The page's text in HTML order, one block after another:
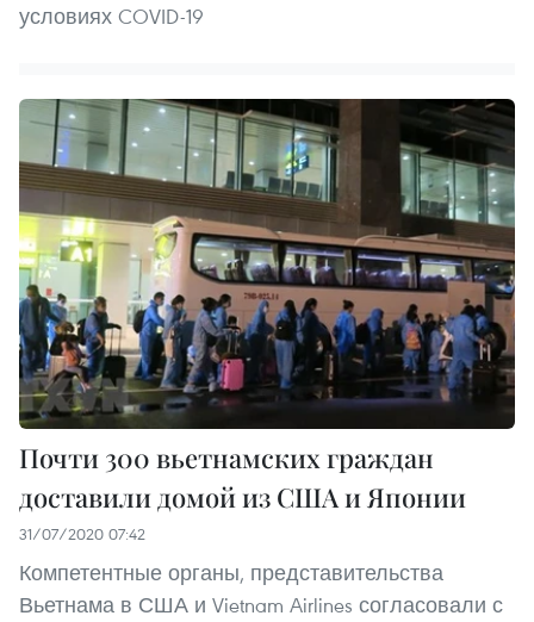
условиях COVID-19
Почти 300 вьетнамских граждан
доставили домой из США и Японии
31/07/2020 07:42
Компетентные органы, представительства
Вьетнама в США и Vietnam Airlines согласовали с